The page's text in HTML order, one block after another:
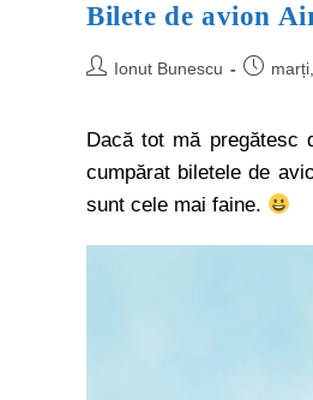
Bilete de avion
Ionut Bunescu
Dacă tot mă pregătesc
cumpărat biletele de
sunt cele mai faine.